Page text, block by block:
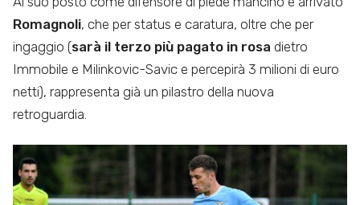
Romagnoli, che per status e caratura, oltre che per
ingaggio (sarà il terzo più pagato in rosa dietro
Immobile e Milinkovic-Savic e percepirà 3 milioni di euro
netti), rappresenta già un pilastro della nuova
retroguardia.